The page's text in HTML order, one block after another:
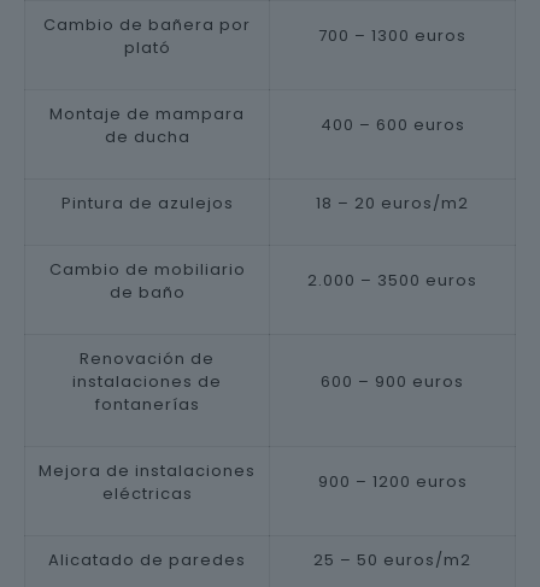
Cambio de bañera por
plató
700 – 1300 euros
Montaje de mampara
de ducha
400 – 600 euros
Pintura de azulejos 18 – 20 euros/m2
Cambio de mobiliario
de baño
2.000 – 3500 euros
Renovación de
instalaciones de
fontanerías
600 – 900 euros
Mejora de instalaciones
eléctricas
900 – 1200 euros
Alicatado de paredes 25 – 50 euros/m2